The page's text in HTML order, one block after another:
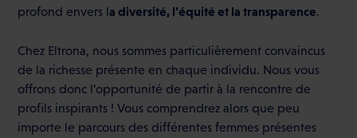
profond envers la diversité, l’équité et la transparence.
Chez Eltrona, nous sommes particulièrement convaincus
de la richesse présente en chaque individu. Nous vous
offrons donc l’opportunité de partir à la rencontre de
profils inspirants ! Vous comprendrez alors que peu
importe le parcours des différentes femmes présentes